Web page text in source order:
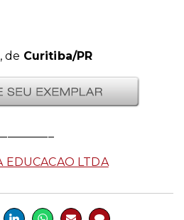
, de Curitiba/PR